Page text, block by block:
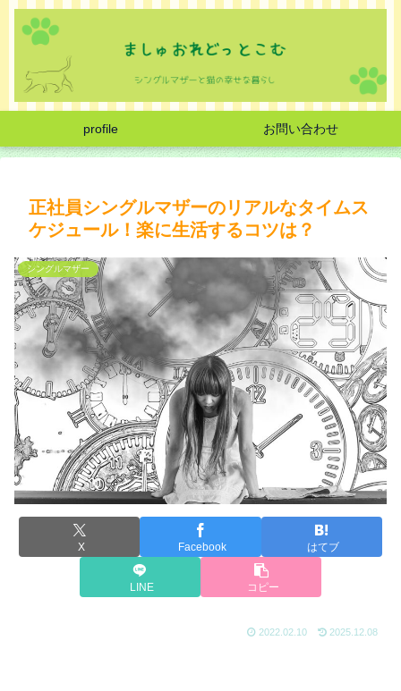
profile お問い合わせ
正社員シングルマザーのリアルなタイムス
ケジュール！楽に生活するコツは？
シングルマザー
X Facebook はてブ
LINE コピー
2022.02.10 2025.12.08